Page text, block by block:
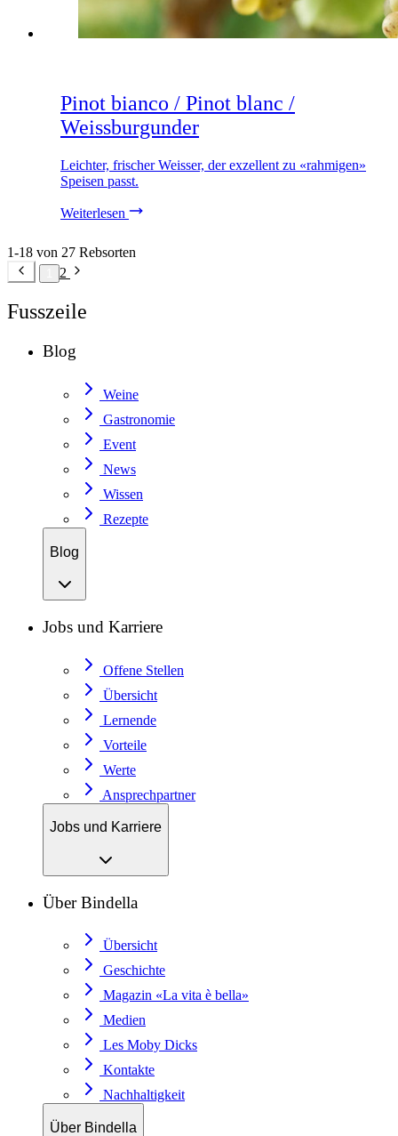
Pinot bianco / Pinot blanc /
Weissburgunder
Leichter, frischer Weisser, der exzellent zu «rahmigen»
Speisen passt.
Weiterlesen
1-18 von 27 Rebsorten
2
Fusszeile
Blog
Weine
Gastronomie
Event
News
Wissen
Rezepte
Blog
Jobs und Karriere
Offene Stellen
Übersicht
Lernende
Vorteile
Werte
Ansprechpartner
Jobs und Karriere
Über Bindella
Übersicht
Geschichte
Magazin «La vita è bella»
Medien
Les Moby Dicks
Kontakte
Nachhaltigkeit
Über Bindella